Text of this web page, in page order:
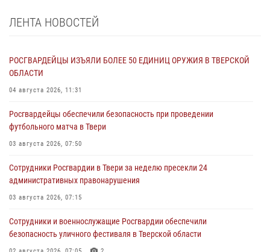
ЛЕНТА НОВОСТЕЙ
РОСГВАРДЕЙЦЫ ИЗЪЯЛИ БОЛЕЕ 50 ЕДИНИЦ ОРУЖИЯ В ТВЕРСКОЙ
ОБЛАСТИ
04 августа 2026, 11:31
Росгвардейцы обеспечили безопасность при проведении
футбольного матча в Твери
03 августа 2026, 07:50
Сотрудники Росгвардии в Твери за неделю пресекли 24
административных правонарушения
03 августа 2026, 07:15
Сотрудники и военнослужащие Росгвардии обеспечили
безопасность уличного фестиваля в Тверской области